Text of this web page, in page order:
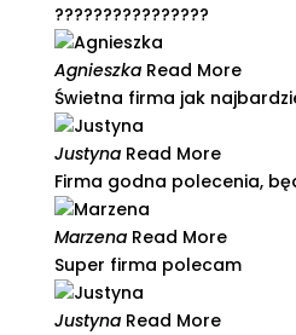
????????????????
AgnieszkaRead More
Świetna firma jak
JustynaRead More
Firma godna polecenia,
MarzenaRead More
Super firma polecam
JustynaRead More